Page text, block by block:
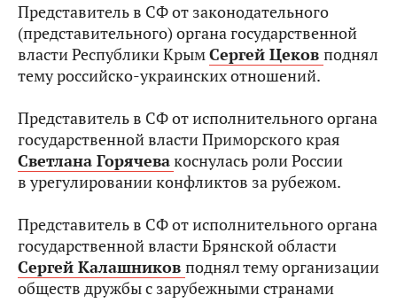
Представитель в СФ от законодательного
(представительного) органа государственной
власти Республики КрымСергей Цеков поднял
тему российско-украинских отношений.
Представитель в СФ от исполнительного органа
государственной власти Приморского края
Светлана Горячевакоснулась роли России
в урегулировании конфликтов за рубежом.
Представитель в СФ от исполнительного органа
государственной власти Брянской области
Сергей Калашников поднял тему организации
обществ дружбы с зарубежными странами